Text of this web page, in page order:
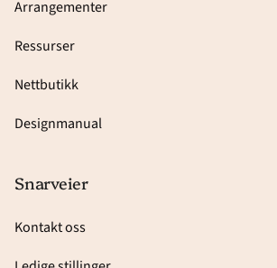
Arrangementer
Ressurser
Nettbutikk
Designmanual
Snarveier
Kontakt oss